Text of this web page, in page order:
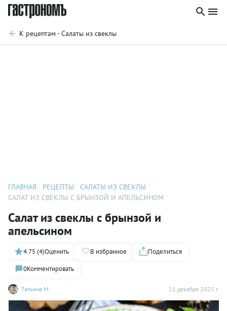
К рецептам - Салаты из свеклы
ГЛАВНАЯ РЕЦЕПТЫ
САЛАТЫ ИЗ СВЕКЛЫ
САЛАТ ИЗ СВЕКЛЫ С БРЫНЗОЙ И АПЕЛЬСИНОМ
Салат из свеклы с брынзой и
апельсином
Татьяна М. 21 декабря 2025 г.
4.75 (4)Оценить В избранное
Поделиться
0Комментировать